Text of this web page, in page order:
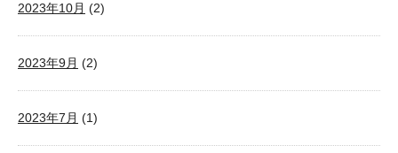
2023年10月 (2)
2023年9月 (2)
2023年7月 (1)